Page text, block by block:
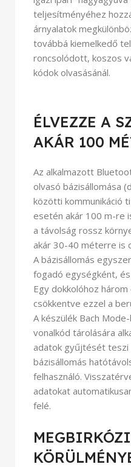
teljesítményéhez
árnyalatok
továbbá kiemelkedő
roncsolódott, koszos
kódok olvasásánál.
ÉLVEZZE A
AKÁR 100
Az alkalmazott
olvasó bázisállomása
közötti kommunikáció
esetén akár 100 m-re
a távolság rossz
akár 30-40 méterre is
A bázisállomás
fogadó egységként,
Egy dokkolóhoz
csökkentve ezzel a
A készülék Bach
vonalkód tárolására
adatok gyűjtését teszi
bázisállomás
felhasználó.
adatokat
felé.